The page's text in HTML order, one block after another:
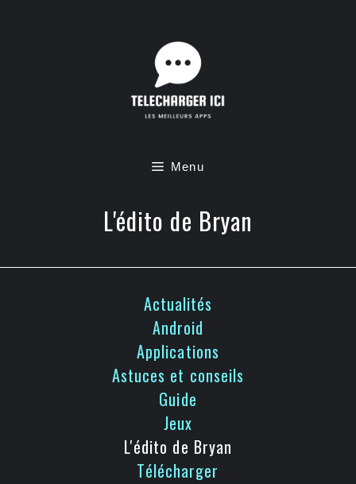
Menu
L'édito de Bryan
Actualités
Android
Applications
Astuces et conseils
Guide
Jeux
L'édito de Bryan
Télécharger